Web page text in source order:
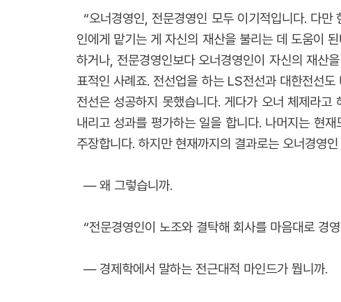
“오너경영인, 전문경영인 모두 이기적입니다. 다
인에게 맡기는 게 자신의 재산을 불리는 데 도움이
하거나, 전문경영인보다 오너경영인이 자신의 재산
표적인 사례죠. 전선업을 하는 LS전선과 대한전선
전선은 성공하지 못했습니다. 게다가 오너 체제라
내리고 성과를 평가하는 일을 합니다. 나머지는 현
주장합니다. 하지만 현재까지의 결과로는 오너경영
― 왜 그렇습니까.
“전문경영인이 노조와 결탁해 회사를 마음대로 경
― 경제학에서 말하는 전근대적 마인드가 뭡니까.